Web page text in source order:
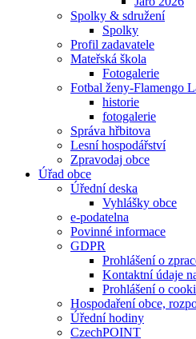
Spolky & sdružení
Spolky
Profil zadavatele
Mateřská škola
Fotogalerie
Fotbal ženy-Flamengo
historie
fotogalerie
Správa hřbitova
Lesní hospodářství
Zpravodaj obce
Úřad obce
Úřední deska
Vyhlášky obce
e-podatelna
Povinné informace
GDPR
Prohlášení o
Kontaktní údaje
Prohlášení o
Hospodaření obce,
Úřední hodiny
CzechPOINT